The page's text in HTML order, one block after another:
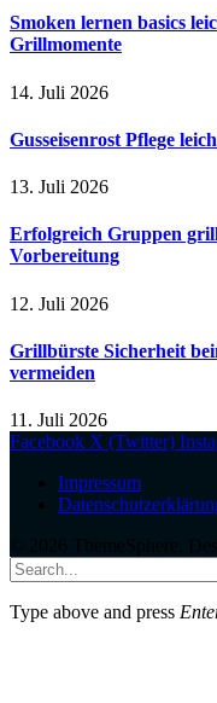
Smoken lernen basics
Grillmomente
14. Juli 2026
Gusseisenrost Pflege
13. Juli 2026
Erfolgreich Gruppen
Vorbereitung
12. Juli 2026
Grillbürste Sicherheit
vermeiden
11. Juli 2026
Facebook X (Twitter)
Impressum
Type above and press